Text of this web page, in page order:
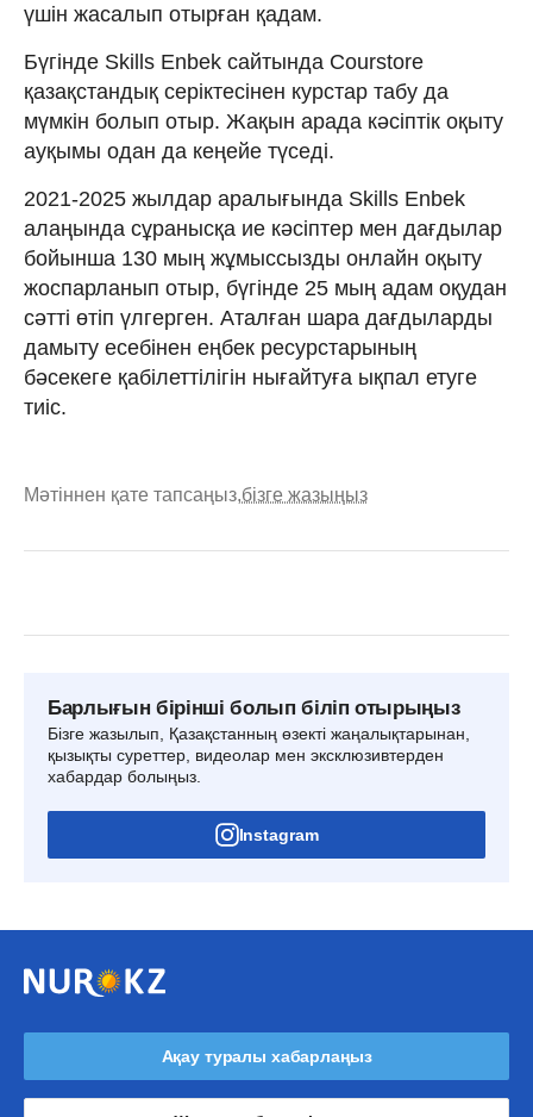
үшін жасалып отырған қадам.
Бүгінде Skills Enbek сайтында Courstore
қазақстандық серіктесінен курстар табу да
мүмкін болып отыр. Жақын арада кәсіптік оқыту
ауқымы одан да кеңейе түседі.
2021-2025 жылдар аралығында Skills Enbek
алаңында сұранысқа ие кәсіптер мен дағдылар
бойынша 130 мың жұмыссызды онлайн оқыту
жоспарланып отыр, бүгінде 25 мың адам оқудан
сәтті өтіп үлгерген. Аталған шара дағдыларды
дамыту есебінен еңбек ресурстарының
бәсекеге қабілеттілігін нығайтуға ықпал етуге
тиіс.
Мәтіннен қате тапсаңыз,бізге жазыңыз
Барлығын бірінші болып біліп отырыңыз
Бізге жазылып, Қазақстанның өзекті жаңалықтарынан,
қызықты суреттер, видеолар мен эксклюзивтерден
хабардар болыңыз.
Instagram
Ақау туралы хабарлаңыз